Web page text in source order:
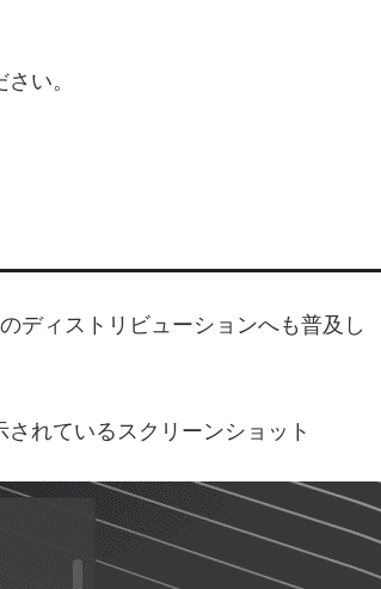
い。
ディストリビューションへも普及し
れているスクリーンショット